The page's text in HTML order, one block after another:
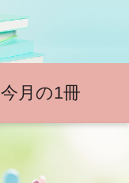
今月の1冊